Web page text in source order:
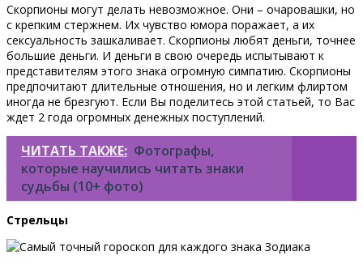
Скорпионы могут делать невозможное. Они – очаровашки, но
с крепким стержнем. Их чувство юмора поражает, а их
сексуальность зашкаливает. Скорпионы любят деньги, точнее
большие деньги. И деньги в свою очередь испытывают к
представителям этого знака огромную симпатию. Скорпионы
предпочитают длительные отношения, но и легким флиртом
иногда не брезгуют. Если Вы поделитесь этой статьей, то Вас
ждет 2 года огромных денежных поступлений.
ЧИТАТЬ ТАКЖЕ: Фотографы,
которые научились читать знаки
судьбы (10+ фото)
Стрельцы